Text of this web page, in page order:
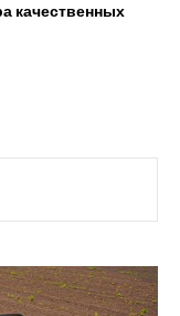
качественных